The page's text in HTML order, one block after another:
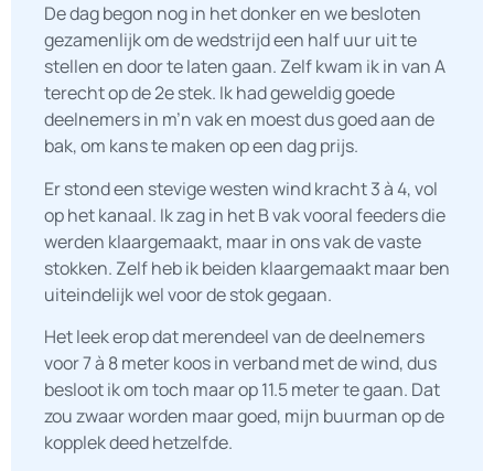
De dag begon nog in het donker en we besloten
gezamenlijk om de wedstrijd een half uur uit te
stellen en door te laten gaan. Zelf kwam ik in van A
terecht op de 2e stek. Ik had geweldig goede
deelnemers in m’n vak en moest dus goed aan de
bak, om kans te maken op een dag prijs.
Er stond een stevige westen wind kracht 3 à 4, vol
op het kanaal. Ik zag in het B vak vooral feeders die
werden klaargemaakt, maar in ons vak de vaste
stokken. Zelf heb ik beiden klaargemaakt maar ben
uiteindelijk wel voor de stok gegaan.
Het leek erop dat merendeel van de deelnemers
voor 7 à 8 meter koos in verband met de wind, dus
besloot ik om toch maar op 11.5 meter te gaan. Dat
zou zwaar worden maar goed, mijn buurman op de
kopplek deed hetzelfde.